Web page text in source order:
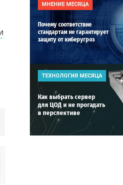
МНЕНИЕ МЕСЯЦА
Почему соответствие
стандартам не гарантирует
защиту от киберугроз
ТЕХНОЛОГИЯ МЕСЯЦА
Как выбрать сервер
для ЦОД и не прогадать
в перспективе